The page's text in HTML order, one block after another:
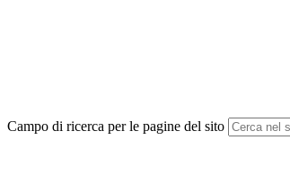
Campo di ricerca per le pagine del sito